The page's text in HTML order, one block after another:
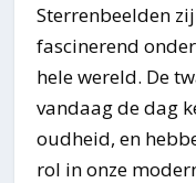
Sterrenbeelden
fascinerend
hele wereld. De
vandaag de dag
oudheid, en
rol in onze